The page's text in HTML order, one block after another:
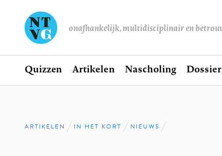
onafhankelijk, multidisciplinair en
Hoofdnavigatie
Home
Quizzen Artikelen Nascholing
Kruimelpad
ARTIKELEN IN HET KORT NIEUWS